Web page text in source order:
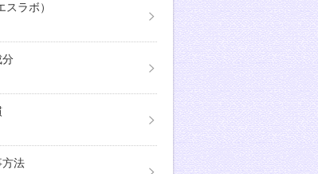
スラボ）
分
方法